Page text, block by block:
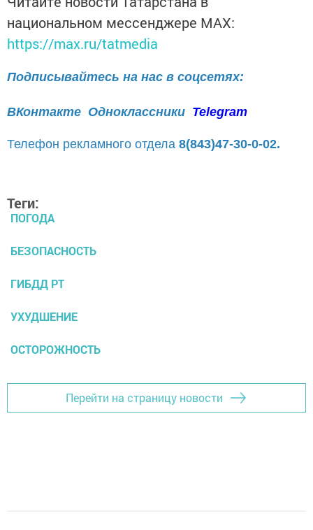
национальном мессенджере MАХ:
https://max.ru/tatmedia
Подписывайтесь на нас в соцсетях:
ВКонтакте Одноклассники Telegram
Телефон рекламного отдела 8(843)47-30-0-02.
Теги:
ПОГОДА
БЕЗОПАСНОСТЬ
ГИБДД РТ
УХУДШЕНИЕ
ОСТОРОЖНОСТЬ
Перейти на страницу новости